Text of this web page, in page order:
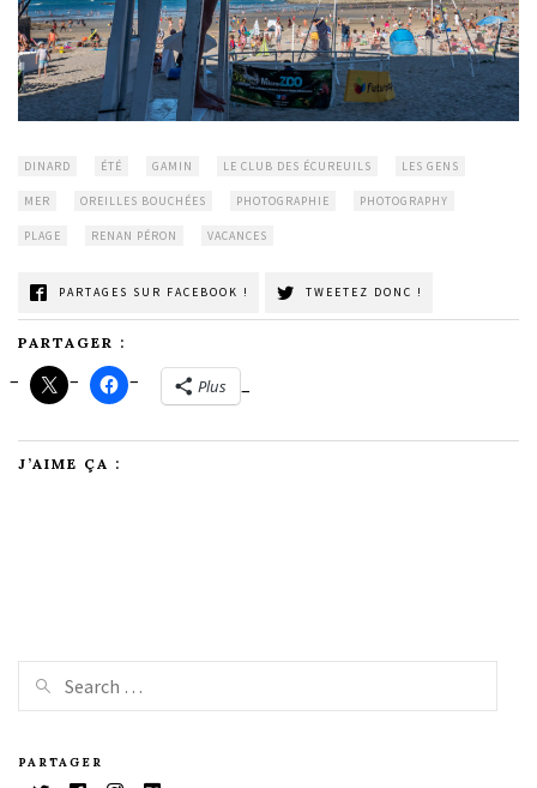
DINARD ÉTÉ GAMIN LE CLUB DES ÉCUREUILS LES GENS
MER OREILLES BOUCHÉES PHOTOGRAPHIE PHOTOGRAPHY
PLAGE RENAN PÉRON VACANCES
PARTAGES SUR FACEBOOK ! TWEETEZ DONC !
PARTAGER :
Plus
J’AIME ÇA :
PARTAGER